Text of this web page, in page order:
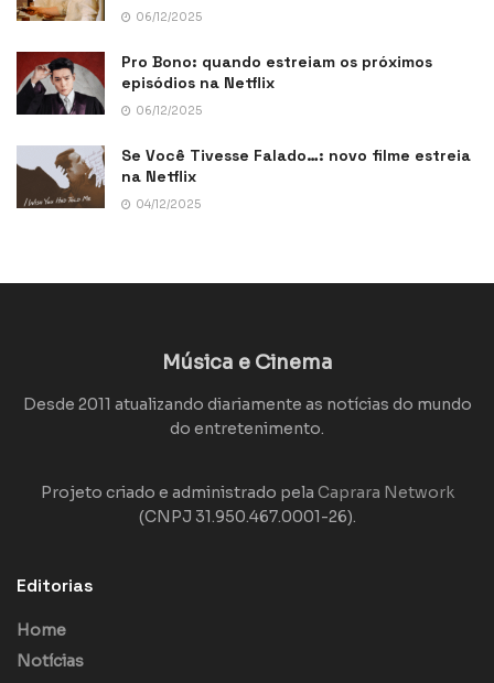
06/12/2025
Pro Bono: quando estreiam os próximos
episódios na Netflix
06/12/2025
Se Você Tivesse Falado…: novo filme estreia
na Netflix
04/12/2025
Música e Cinema
Desde 2011 atualizando diariamente as notícias do mundo
do entretenimento.
Projeto criado e administrado pela Caprara Network
(CNPJ 31.950.467.0001-26).
Editorias
Home
Notícias